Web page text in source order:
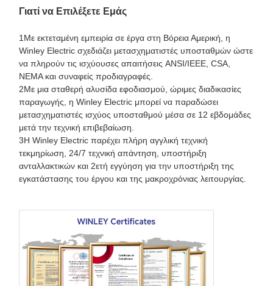
Γιατί να Επιλέξετε Εμάς
1Με εκτεταμένη εμπειρία σε έργα στη Βόρεια Αμερική, η
Winley Electric σχεδιάζει μετασχηματιστές υποσταθμών ώστε
να πληρούν τις ισχύουσες απαιτήσεις ANSI/IEEE, CSA,
NEMA και συναφείς προδιαγραφές.
2Με μια σταθερή αλυσίδα εφοδιασμού, ώριμες διαδικασίες
παραγωγής, η Winley Electric μπορεί να παραδώσει
μετασχηματιστές ισχύος υποσταθμού μέσα σε 12 εβδομάδες
μετά την τεχνική επιβεβαίωση.
3Η Winley Electric παρέχει πλήρη αγγλική τεχνική
τεκμηρίωση, 24/7 τεχνική απάντηση, υποστήριξη
ανταλλακτικών και 2ετή εγγύηση για την υποστήριξη της
εγκατάστασης του έργου και της μακροχρόνιας λειτουργίας.